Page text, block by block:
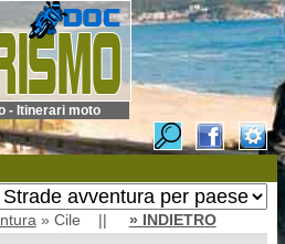
- Itinerari moto
» Cile || » INDIETRO